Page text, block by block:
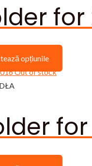
for
opțiunile
produs
variații.
Opțiunile
Out of stock
for